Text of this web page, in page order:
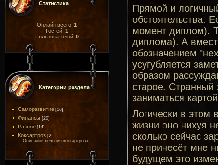
Статистика
Онлайн всего: 1
Гостей: 1
Пользователей: 0
Категории раздела
Саморазвитие [16]
Финансы [20]
Разное [14]
Коксартроз [2]
Описание лечения коксартроза
Прямой и
обстоятельства.
момент диплом).
диплома). А
обозначением
усугубляется
образом
старое. Странный
заниматься
Логически в этом
жизни оно нихуя
сколько сейчас
не принесёт мне
будущем это